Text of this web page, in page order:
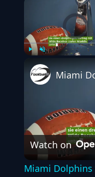
Video
Watch on
Miami